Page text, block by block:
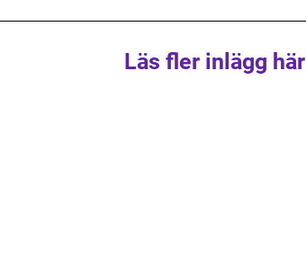
Läs fler inlägg här